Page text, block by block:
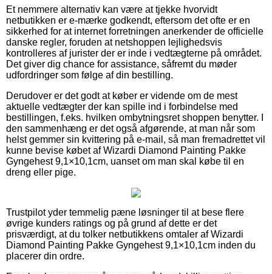
Et nemmere alternativ kan være at tjekke hvorvidt
netbutikken er e-mærke godkendt, eftersom det ofte er en
sikkerhed for at internet forretningen anerkender de officielle
danske regler, foruden at netshoppen lejlighedsvis
kontrolleres af jurister der er inde i vedtægterne på området.
Det giver dig chance for assistance, såfremt du møder
udfordringer som følge af din bestilling.
Derudover er det godt at køber er vidende om de mest
aktuelle vedtægter der kan spille ind i forbindelse med
bestillingen, f.eks. hvilken ombytningsret shoppen benytter. I
den sammenhæng er det også afgørende, at man når som
helst gemmer sin kvittering på e-mail, så man fremadrettet vil
kunne bevise købet af Wizardi Diamond Painting Pakke
Gyngehest 9,1×10,1cm, uanset om man skal købe til en
dreng eller pige.
Trustpilot yder temmelig pæne løsninger til at bese flere
øvrige kunders ratings og på grund af dette er det
prisværdigt, at du tolker netbutikkens omtaler af Wizardi
Diamond Painting Pakke Gyngehest 9,1×10,1cm inden du
placerer din ordre.